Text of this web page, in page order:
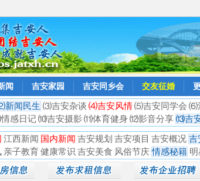
闻 吉安家园 吉安同乡会 交友征婚
新闻民生 ⑶吉安杂谈 ⑷吉安风情⑸吉安同学会 ⑹
感日记 ⑽吉安摄影 ⑾体育健身 ⑿影音分享 ⒀吉
江西新闻 国内新闻 吉安规划 吉安项目 吉安概况 吉
亲子教育 健康常识 吉安美食 风俗节庆 情感秘籍